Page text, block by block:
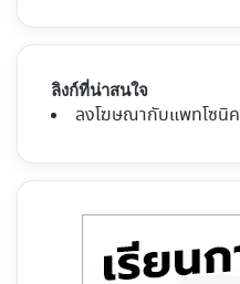
ลิงก์ที่น่าสนใจ
ลงโฆษณากับแพทโซนิค